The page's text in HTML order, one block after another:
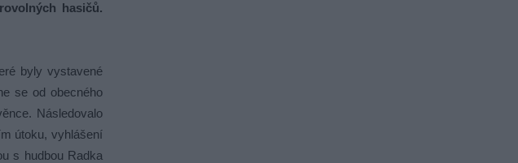
hasičů.
byly vystavené
se od obecného
Následovalo
útoku, vyhlášení
s hudbou Radka